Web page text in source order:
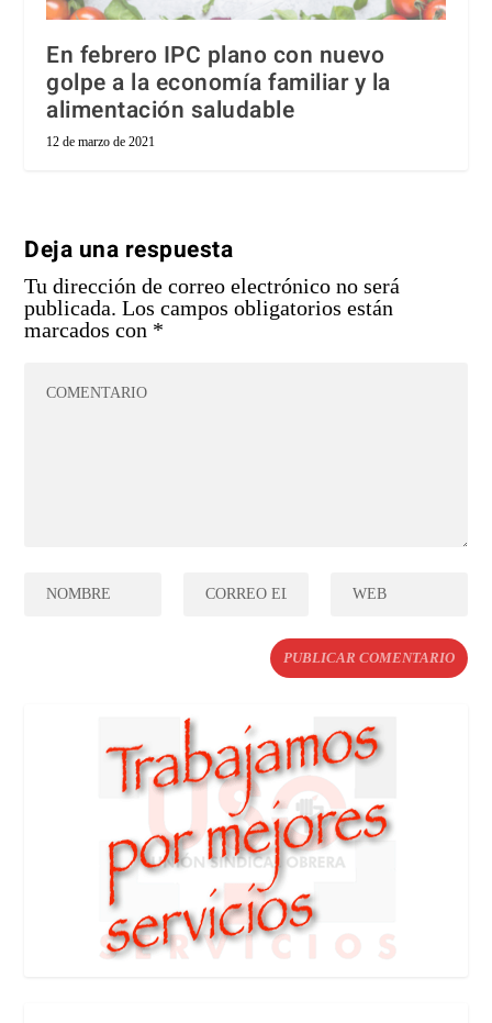
En febrero IPC plano con nuevo
golpe a la economía familiar y la
alimentación saludable
12 de marzo de 2021
Deja una respuesta
Tu dirección de correo electrónico no será
publicada. Los campos obligatorios están
marcados con *